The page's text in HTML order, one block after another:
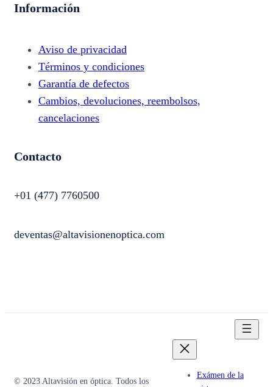
Información
Aviso de privacidad
Términos y condiciones
Garantía de defectos
Cambios, devoluciones, reembolsos,
cancelaciones
Contacto
+01 (477) 7760500
deventas@altavisionenoptica.com
© 2023 Altavisión en óptica. Todos los
Exámen de la